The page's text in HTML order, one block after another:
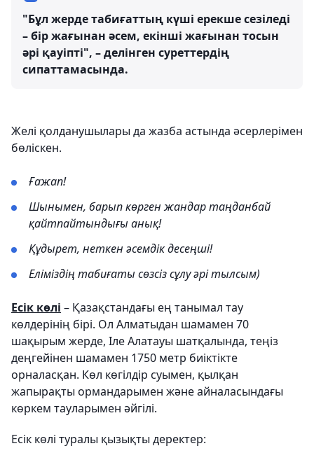
"Бұл жерде табиғаттың күші ерекше сезіледі
– бір жағынан әсем, екінші жағынан тосын
әрі қауіпті", – делінген суреттердің
сипаттамасында.
Желі қолданушылары да жазба астында әсерлерімен
бөліскен.
Ғажап!
Шынымен, барып көрген жандар таңданбай
қайтпайтындығы анық!
Құдырет, неткен әсемдік десеңші!
Еліміздің табиғаты сөзсіз сұлу әрі тылсым)
Есік көлі – Қазақстандағы ең танымал тау
көлдерінің бірі. Ол Алматыдан шамамен 70
шақырым жерде, Іле Алатауы шатқалында, теңіз
деңгейінен шамамен 1750 метр биіктікте
орналасқан. Көл көгілдір суымен, қылқан
жапырақты ормандарымен және айналасындағы
көркем тауларымен әйгілі.
Есік көлі туралы қызықты деректер: